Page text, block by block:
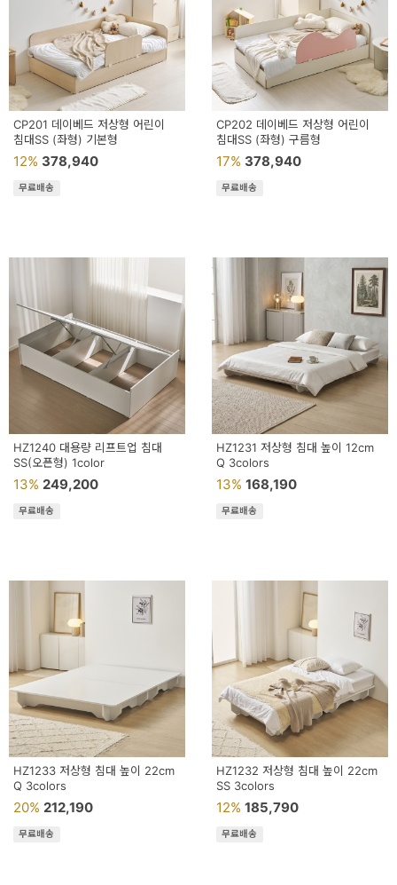
CP201 데이베드 저상형 어린이
침대SS (좌형) 기본형
12% 378,940
무료배송
CP202 데이베드 저상형 어린이
침대SS (좌형) 구름형
17% 378,940
무료배송
HZ1240 대용량 리프트업 침대
SS(오픈형) 1color
13% 249,200
무료배송
HZ1231 저상형 침대 높이 12cm
Q 3colors
13% 168,190
무료배송
HZ1233 저상형 침대 높이 22cm
Q 3colors
20% 212,190
무료배송
HZ1232 저상형 침대 높이 22cm
SS 3colors
12% 185,790
무료배송